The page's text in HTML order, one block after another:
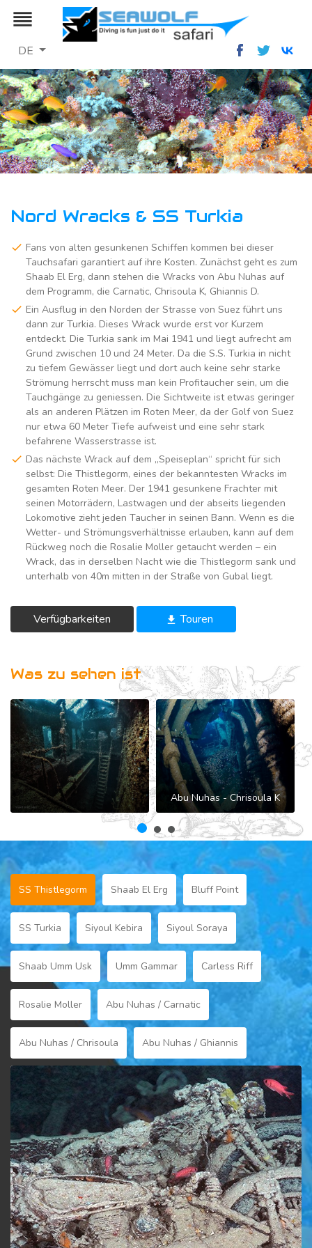
reorder
DE
Nord Wracks & SS Turkia
Fans von alten gesunkenen Schiffen kommen bei dieser
Tauchsafari garantiert auf ihre Kosten. Zunächst geht es zum
Shaab El Erg, dann stehen die Wracks von Abu Nuhas auf
dem Programm, die Carnatic, Chrisoula K, Ghiannis D.
Ein Ausflug in den Norden der Strasse von Suez führt uns
dann zur Turkia. Dieses Wrack wurde erst vor Kurzem
entdeckt. Die Turkia sank im Mai 1941 und liegt aufrecht am
Grund zwischen 10 und 24 Meter. Da die S.S. Turkia in nicht
zu tiefem Gewässer liegt und dort auch keine sehr starke
Strömung herrscht muss man kein Profitaucher sein, um die
Tauchgänge zu geniessen. Die Sichtweite ist etwas geringer
als an anderen Plätzen im Roten Meer, da der Golf von Suez
nur etwa 60 Meter Tiefe aufweist und eine sehr stark
befahrene Wasserstrasse ist.
Das nächste Wrack auf dem „Speiseplan“ spricht für sich
selbst: Die Thistlegorm, eines der bekanntesten Wracks im
gesamten Roten Meer. Der 1941 gesunkene Frachter mit
seinen Motorrädern, Lastwagen und der abseits liegenden
Lokomotive zieht jeden Taucher in seinen Bann. Wenn es die
Wetter- und Strömungsverhältnisse erlauben, kann auf dem
Rückweg noch die Rosalie Moller getaucht werden – ein
Wrack, das in derselben Nacht wie die Thistlegorm sank und
unterhalb von 40m mitten in der Straße von Gubal liegt.
Verfügbarkeiten get_app Touren
Was zu sehen ist
Abu Nuhas - Chrisoula K
SS Thistlegorm Shaab El Erg Bluff Point
SS Turkia Siyoul Kebira Siyoul Soraya
Shaab Umm Usk Umm Gammar Carless Riff
Rosalie Moller Abu Nuhas / Carnatic
Abu Nuhas / Chrisoula Abu Nuhas / Ghiannis